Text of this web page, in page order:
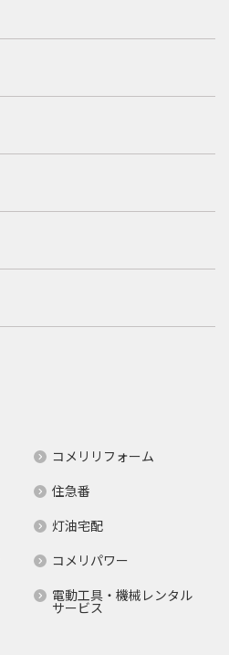
コメリリフォーム
住急番
灯油宅配
コメリパワー
電動工具・機械レンタル
サービス